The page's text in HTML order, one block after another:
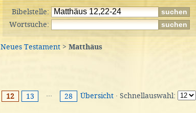
Bibelstelle:
Wortsuche:
Neues Testament>Matthäus
12 13 ··· 28 Übersicht · Schnellauswahl: